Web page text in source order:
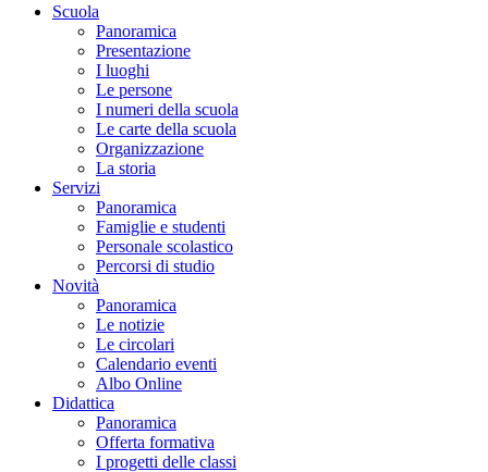
Scuola
Panoramica
Presentazione
I luoghi
Le persone
I numeri della scuola
Le carte della scuola
Organizzazione
La storia
Servizi
Panoramica
Famiglie e studenti
Personale scolastico
Percorsi di studio
Novità
Panoramica
Le notizie
Le circolari
Calendario eventi
Albo Online
Didattica
Panoramica
Offerta formativa
I progetti delle classi